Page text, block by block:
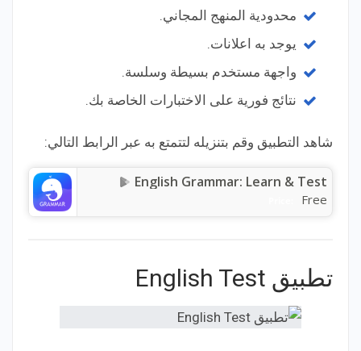
محدودية المنهج المجاني.
يوجد به اعلانات.
واجهة مستخدم بسيطة وسلسة.
نتائج فورية على الاختبارات الخاصة بك.
شاهد التطبيق وقم بتنزيله لتتمتع به عبر الرابط التالي:
English Grammar: Learn & Test
Free
تطبيق English Test